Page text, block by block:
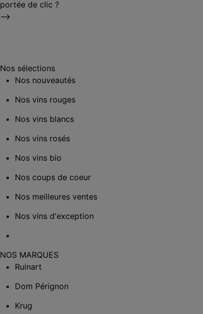
portée de clic ?
⟶
Nos sélections
Nos nouveautés
Nos vins rouges
Nos vins blancs
Nos vins rosés
Nos vins bio
Nos coups de coeur
Nos meilleures ventes
Nos vins d'exception
NOS MARQUES
Ruinart
Dom Pérignon
Krug